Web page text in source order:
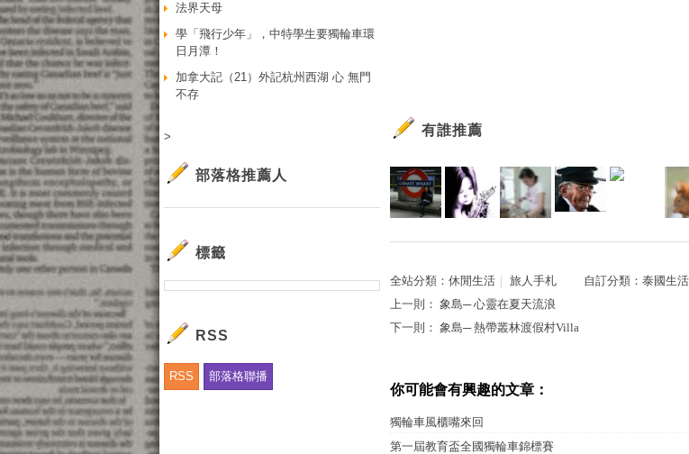
有誰推薦
全站分類： 休閒生活 旅人手札 自訂分類： 泰國生活
上一則： 象島─ 心靈在夏天流浪
下一則： 象島─ 熱帶叢林渡假村Villa
你可能會有興趣的文章：
獨輪車風櫃嘴來回
第一屆教育盃全國獨輪車錦標賽
法界天母
學「飛行少年」，中特學生要獨輪車環
日月潭！
加拿大記（21）外記杭州西湖 心 無門
不存
>
部落格推薦人
標籤
RSS
RSS 部落格聯播